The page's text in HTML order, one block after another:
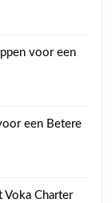
voor een
een Betere
Voka Charter